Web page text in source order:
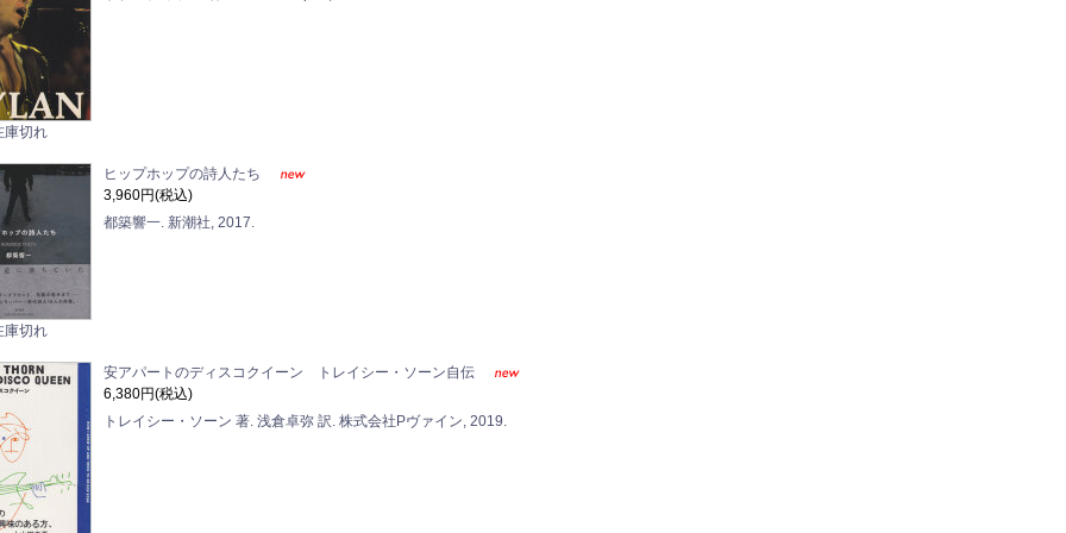
庫切れ
庫切れ
ヒップホップの詩人たち
3,960円(税込)
都築響一. 新潮社, 2017.
安アパートのディスコクイーン トレイシー・ソーン自伝
6,380円(税込)
トレイシー・ソーン 著. 浅倉卓弥 訳. 株式会社Pヴァイン, 2019.